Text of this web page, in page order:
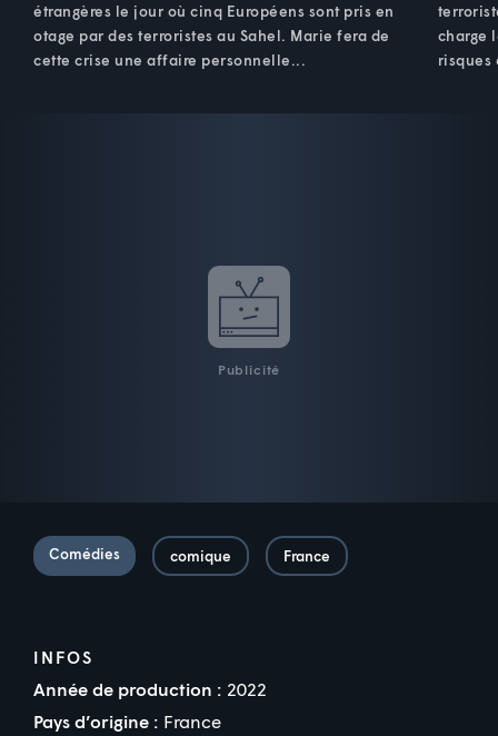
étrangères le jour où cinq Européens sont pris en
otage par des terroristes au Sahel. Marie fera de
cette crise une affaire personnelle...
charge
risques
Publicité
Comédies comique France
INFOS
Année de production : 2022
Pays d’origine : France